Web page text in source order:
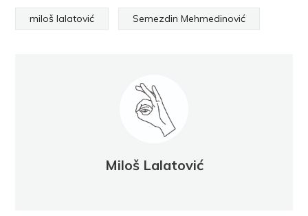
miloš lalatović Semezdin Mehmedinović
Miloš Lalatović